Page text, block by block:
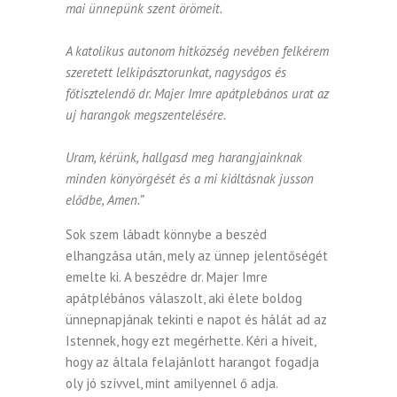
mai ünnepünk szent örömeit.
A katolikus autonom hitközség nevében felkérem
szeretett lelkipásztorunkat, nagyságos és
főtisztelendő dr. Majer Imre apátplebános urat az
uj harangok megszentelésére.
Uram, kérünk, hallgasd meg harangjainknak
minden könyörgését és a mi kiáltásnak jusson
elődbe, Amen.”
Sok szem lábadt könnybe a beszéd
elhangzása után, mely az ünnep jelentőségét
emelte ki. A beszédre dr. Majer Imre
apátplébános válaszolt, aki élete boldog
ünnepnapjának tekinti e napot és hálát ad az
Istennek, hogy ezt megérhette. Kéri a híveit,
hogy az általa felajánlott harangot fogadja
oly jó szívvel, mint amilyennel ő adja.